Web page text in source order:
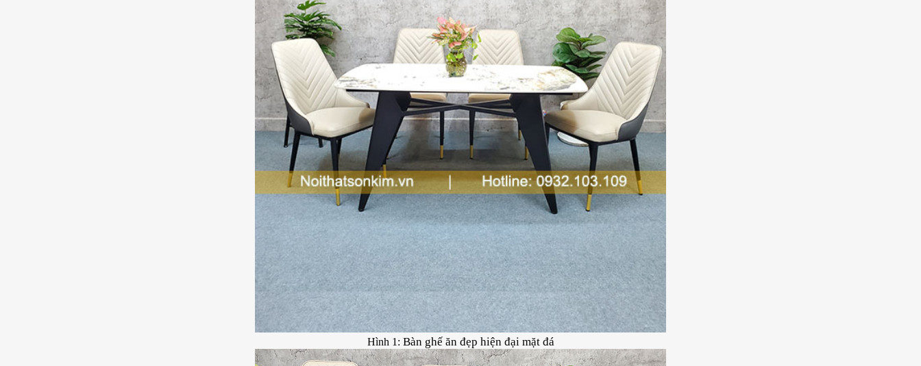
Hình 1: Bàn ghế ăn đẹp hiện đại mặt đá